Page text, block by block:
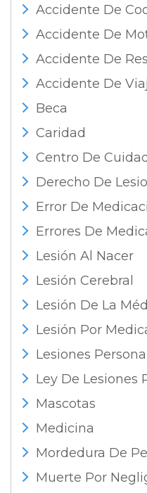
Accidente De
Accidente De
Accidente De
Accidente De
Beca
Caridad
Centro De
Derecho De
Error De
Errores De
Lesión Al Nacer
Lesión Cerebral
Lesión De La
Lesión Por
Lesiones
Ley De Lesiones
Mascotas
Medicina
Mordedura De
Muerte Por